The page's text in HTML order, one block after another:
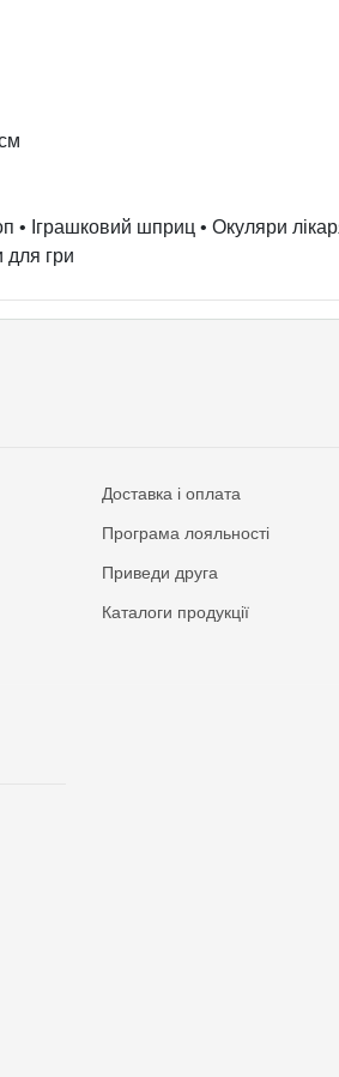
• Іграшковий шприц • Окуляри
для гри
Доставка і оплата
Програма лояльності
Приведи друга
Каталоги продукції